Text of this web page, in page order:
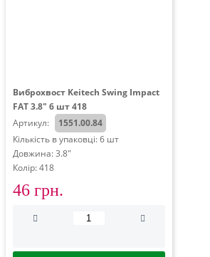
Виброхвост Keitech Swing Impact
FAT 3.8" 6 шт 418
Артикул:
1551.00.84
Кількість в упаковці: 6 шт
Довжина: 3.8"
Колір: 418
46 грн.